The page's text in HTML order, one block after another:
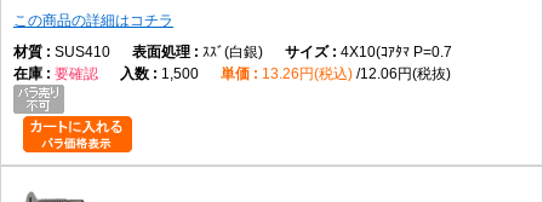
この商品の詳細はコチラ
SUS410
ｽｽﾞ(白銀)
4X10(ｺｱﾀﾏ P=0.7
要確認
1,500 13.26円(税込) 12.06円(税抜)